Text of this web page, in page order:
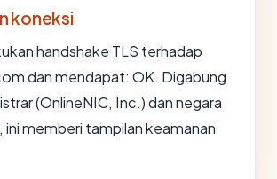
koneksi
handshake TLS terhadap
dan mendapat: OK. Digabung
(OnlineNIC, Inc.) dan negara
ini memberi tampilan keamanan